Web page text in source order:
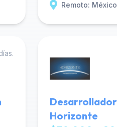
Remoto:
Horizonte